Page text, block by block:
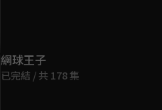
網球王子
已完結 / 共 178 集